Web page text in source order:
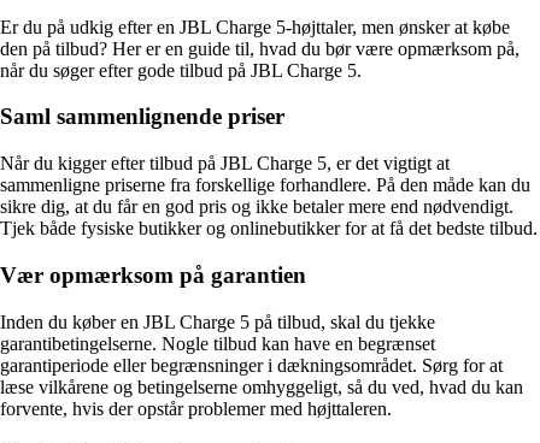
Er du på udkig efter en JBL Charge 5-højttaler, men ønsker at købe
den på tilbud? Her er en guide til, hvad du bør være opmærksom på,
når du søger efter gode tilbud på JBL Charge 5.
Saml sammenlignende priser
Når du kigger efter tilbud på JBL Charge 5, er det vigtigt at
sammenligne priserne fra forskellige forhandlere. På den måde kan du
sikre dig, at du får en god pris og ikke betaler mere end nødvendigt.
Tjek både fysiske butikker og onlinebutikker for at få det bedste tilbud.
Vær opmærksom på garantien
Inden du køber en JBL Charge 5 på tilbud, skal du tjekke
garantibetingelserne. Nogle tilbud kan have en begrænset
garantiperiode eller begrænsninger i dækningsområdet. Sørg for at
læse vilkårene og betingelserne omhyggeligt, så du ved, hvad du kan
forvente, hvis der opstår problemer med højttaleren.